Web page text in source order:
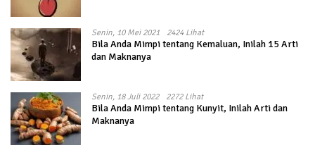
Senin, 10 Mei 2021 2424 Lihat
Bila Anda Mimpi tentang Kemaluan, Inilah 15 Arti
dan Maknanya
Senin, 18 Juli 2022 2272 Lihat
Bila Anda Mimpi tentang Kunyit, Inilah Arti dan
Maknanya